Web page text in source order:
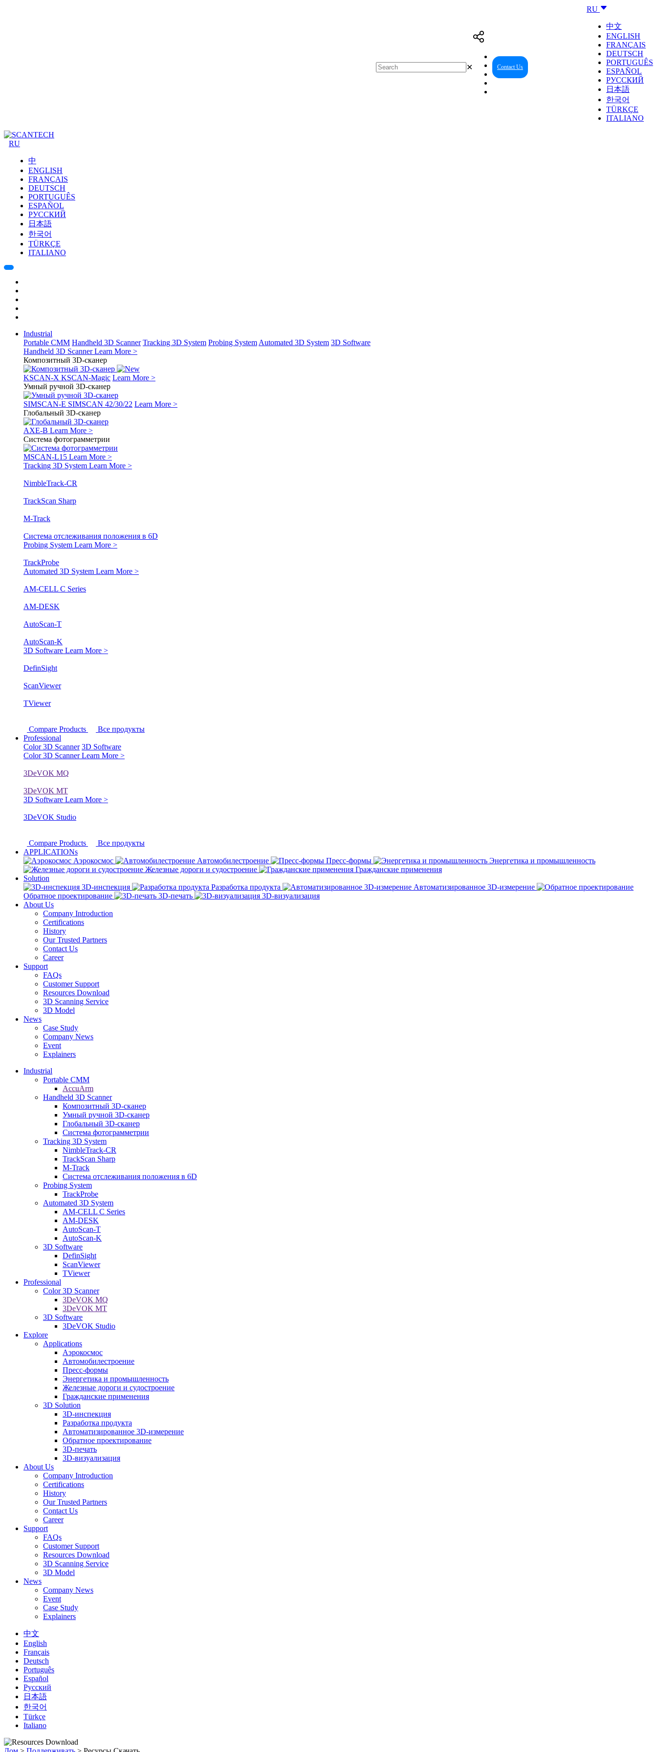
RU
中文
ENGLISH
FRANÇAIS
DEUTSCH
PORTUGUÊS
ESPAÑOL
РУССКИЙ
日本語
한국어
TÜRKÇE
ITALIANO
Contact Us
✕
RU
中
ENGLISH
FRANÇAIS
DEUTSCH
PORTUGUÊS
ESPAÑOL
РУССКИЙ
日本語
한국어
TÜRKÇE
ITALIANO
Industrial
Portable CMM Handheld 3D Scanner Tracking 3D System Probing System Automated 3D System 3D Software
Handheld 3D ScannerLearn More >
Композитный 3D-сканер
KSCAN-X KSCAN-Magic Learn More >
Умный ручной 3D-сканер
SIMSCAN-E SIMSCAN 42/30/22 Learn More >
Глобальный 3D-сканер
AXE-B Learn More >
Система фотограмметрии
MSCAN-L15 Learn More >
Tracking 3D System Learn More >
NimbleTrack-CR
TrackScan Sharp
M-Track
Система отслеживания положения в 6D
Probing System Learn More >
TrackProbe
Automated 3D System Learn More >
AM-CELL C Series
AM-DESK
AutoScan-T
AutoScan-K
3D Software Learn More >
DefinSight
ScanViewer
TViewer
Compare Products
Все продукты
Professional
Color 3D Scanner 3D Software
Color 3D ScannerLearn More >
3DeVOK MQ
3DeVOK MT
3D Software Learn More >
3DeVOK Studio
Compare Products
Все продукты
APPLICATIONs
Аэрокосмос
Автомобилестроение Пресс-формы
Энергетика и промышленность
Железные дороги и судостроение
Гражданские применения
Solution
3D-инспекция
Разработка продукта
Автоматизированное 3D-измерение
Обратное проектирование
3D-печать
3D-визуализация
About Us
Company Introduction
Certifications
History
Our Trusted Partners
Contact Us
Career
Support
FAQs
Customer Support
Resources Download
3D Scanning Service
3D Model
News
Case Study
Company News
Event
Explainers
Industrial
Portable CMM
AccuArm
Handheld 3D Scanner
Композитный 3D-сканер
Умный ручной 3D-сканер
Глобальный 3D-сканер
Система фотограмметрии
Tracking 3D System
NimbleTrack-CR
TrackScan Sharp
M-Track
Система отслеживания положения в 6D
Probing System
TrackProbe
Automated 3D System
AM-CELL C Series
AM-DESK
AutoScan-T
AutoScan-K
3D Software
DefinSight
ScanViewer
TViewer
Professional
Color 3D Scanner
3DeVOK MQ
3DeVOK MT
3D Software
3DeVOK Studio
Explore
Applications
Аэрокосмос
Автомобилестроение
Пресс-формы
Энергетика и промышленность
Железные дороги и судостроение
Гражданские применения
3D Solution
3D-инспекция
Разработка продукта
Автоматизированное 3D-измерение
Обратное проектирование
3D-печать
3D-визуализация
About Us
Company Introduction
Certifications
History
Our Trusted Partners
Contact Us
Career
Support
FAQs
Customer Support
Resources Download
3D Scanning Service
3D Model
News
Company News
Event
Case Study
Explainers
中文
English
Français
Deutsch
Português
Español
Русский
日本語
한국어
Türkçe
Italiano